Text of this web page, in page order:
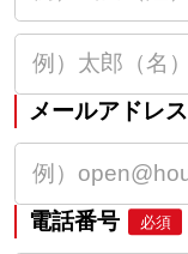
メールアドレス
電話番号 必須